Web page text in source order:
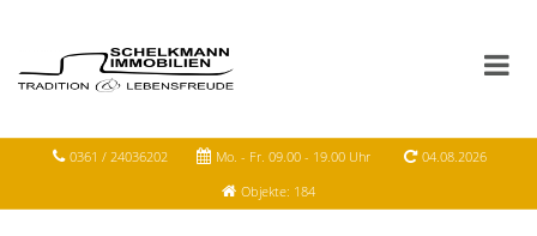
0361 / 24036202 Mo. - Fr. 09.00 - 19.00 Uhr
04.08.2026
Objekte: 184